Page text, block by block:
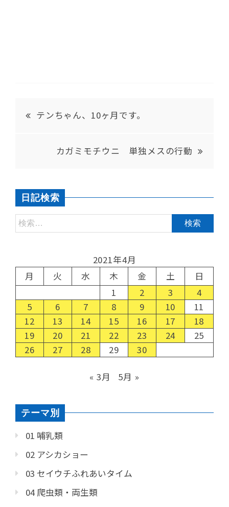
テンちゃん、10ヶ月です。
カガミモチウニ 単独メスの行動
日記検索
2021年4月
月
火 水 木 金 土
日
1
2 3
4
5
6 7 8 9 10
11
12
13 14 15 16 17
18
19
20 21 22 23 24
25
26
27 28 29 30
« 3月 5月 »
テーマ別
01 哺乳類
02 アシカショー
03 セイウチふれあいタイム
04 爬虫類・両生類